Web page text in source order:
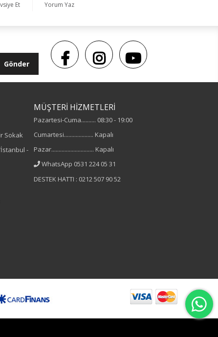
Et Yorum Yaz
Gönder
Sokak
-
MÜŞTERİ HİZMETLERİ
Pazartesi-Cuma.......... 08:30 - 19:00
Cumartesi.................... Kapalı
Pazar............................. Kapalı
WhatsApp 0531 224 05 31
DESTEK HATTI : 0212 507 90 52